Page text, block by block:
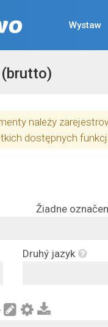
Wystaw
(brutto)
należy
dostępnych
Žiadne
Druhý jazyk